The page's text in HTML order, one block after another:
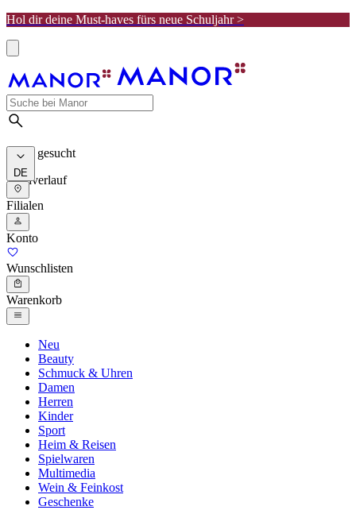
Hol dir deine Must-haves fürs neue Schuljahr >
Meist gesucht
Suchverlauf
DE
Filialen
Konto
Wunschlisten
Warenkorb
Neu
Beauty
Schmuck & Uhren
Damen
Herren
Kinder
Sport
Heim & Reisen
Spielwaren
Multimedia
Wein & Feinkost
Geschenke